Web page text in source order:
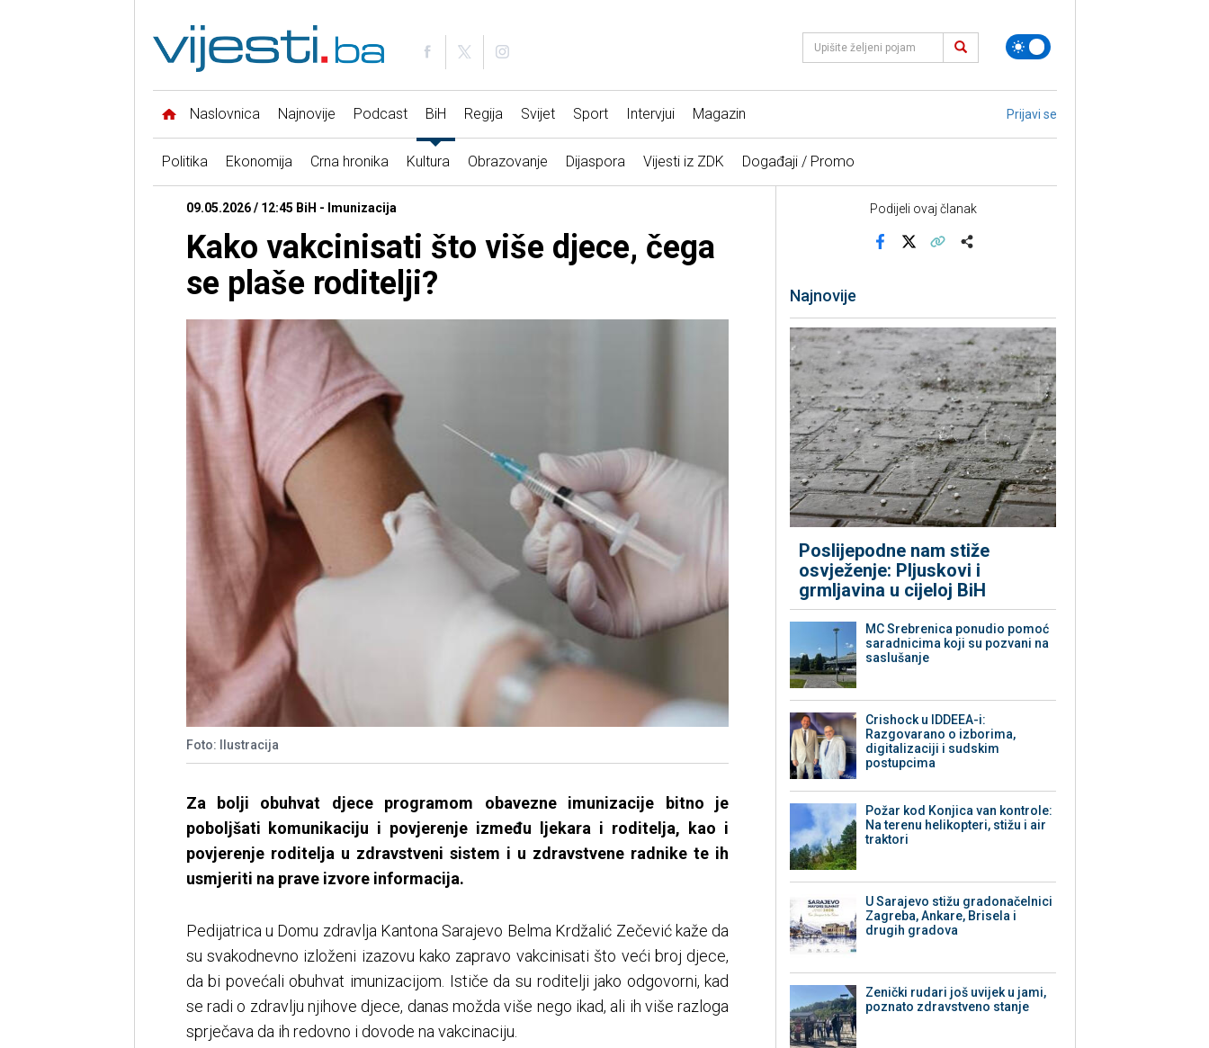
Naslovnica Najnovije Podcast BiH Regija Svijet Sport Intervjui Magazin Prijavi se
Politika Ekonomija Crna hronika Kultura Obrazovanje Dijaspora Vijesti iz ZDK Događaji / Promo
09.05.2026 / 12:45 BiH - Imunizacija
Kako vakcinisati što više djece, čega
se plaše roditelji?
Foto: Ilustracija
Za bolji obuhvat djece programom obavezne imunizacije bitno je
poboljšati komunikaciju i povjerenje između ljekara i roditelja, kao i
povjerenje roditelja u zdravstveni sistem i u zdravstvene radnike te ih
usmjeriti na prave izvore informacija.
Pedijatrica u Domu zdravlja Kantona Sarajevo Belma Krdžalić Zečević kaže da
su svakodnevno izloženi izazovu kako zapravo vakcinisati što veći broj djece,
da bi povećali obuhvat imunizacijom. Ističe da su roditelji jako odgovorni, kad
se radi o zdravlju njihove djece, danas možda više nego ikad, ali ih više razloga
sprječava da ih redovno i dovode na vakcinaciju.
Podijeli ovaj članak
Najnovije
Poslijepodne nam stiže
osvježenje: Pljuskovi i
grmljavina u cijeloj BiH
MC Srebrenica ponudio pomoć
saradnicima koji su pozvani na
saslušanje
Crishock u IDDEEA-i:
Razgovarano o izborima,
digitalizaciji i sudskim
postupcima
Požar kod Konjica van kontrole:
Na terenu helikopteri, stižu i air
traktori
U Sarajevo stižu gradonačelnici
Zagreba, Ankare, Brisela i
drugih gradova
Zenički rudari još uvijek u jami,
poznato zdravstveno stanje